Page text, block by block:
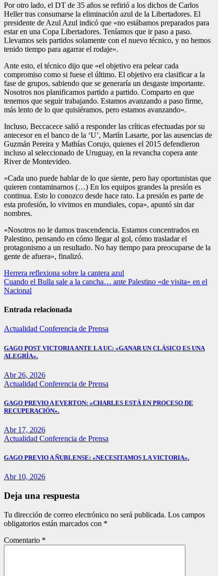
Por otro lado, el DT de 35 años se refirió a los dichos de Carlos
Heller tras consumarse la eliminación azul de la Libertadores. El
presidente de Azul Azul indicó que «no estábamos preparados para
estar en una Copa Libertadores. Teníamos que ir paso a paso.
Llevamos seis partidos solamente con el nuevo técnico, y no hemos
tenido tiempo para agarrar el rodaje».
Ante esto, el técnico dijo que «el objetivo era pelear cada
compromiso como si fuese el último. El objetivo era clasificar a la
fase de grupos, sabiendo que se generaría un desgaste importante.
Nosotros nos planificamos partido a partido. Comparto en que
tenemos que seguir trabajando. Estamos avanzando a paso firme,
más lento de lo que quisiéramos, pero estamos avanzando».
Incluso, Beccacece salió a responder las críticas efectuadas por su
antecesor en el banco de la ‘U’, Martín Lasarte, por las ausencias de
Guzmán Pereira y Mathías Corujo, quienes el 2015 defendieron
incluso al seleccionado de Uruguay, en la revancha copera ante
River de Montevideo.
«Cada uno puede hablar de lo que siente, pero hay oportunistas que
quieren contaminarnos (…) En los equipos grandes la presión es
continua. Esto lo conozco desde hace rato. La presión es parte de
esta profesión, lo vivimos en mundiales, copa», apuntó sin dar
nombres.
«Nosotros no le damos trascendencia. Estamos concentrados en
Palestino, pensando en cómo llegar al gol, cómo trasladar el
protagonismo a un resultado. No hay tiempo para preocuparse de la
gente de afuera», finalizó.
Navegación
de
Herrera reflexiona sobre la cantera azul
Cuando el Bulla sale a la cancha… ante Palestino «de visita» en el
Nacional
Entrada relacionada
Actualidad Conferencia de Prensa
GAGO POST VICTORIA ANTE LA UC: «GANAR UN CLÁSICO ES UNA
ALEGRÍA».
Abr 26, 2026
Actualidad Conferencia de Prensa
GAGO PREVIO A EVERTON: «CHARLES ESTÁ EN PROCESO DE
RECUPERACIÓN».
Abr 17, 2026
Actualidad Conferencia de Prensa
GAGO PREVIO A ÑUBLENSE: «NECESITAMOS LA VICTORIA».
Abr 10, 2026
Deja una respuesta
Tu dirección de correo electrónico no será publicada. Los campos
obligatorios están marcados con *
Comentario *